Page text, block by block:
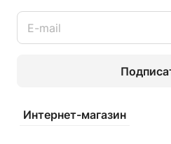
Интернет-магазин